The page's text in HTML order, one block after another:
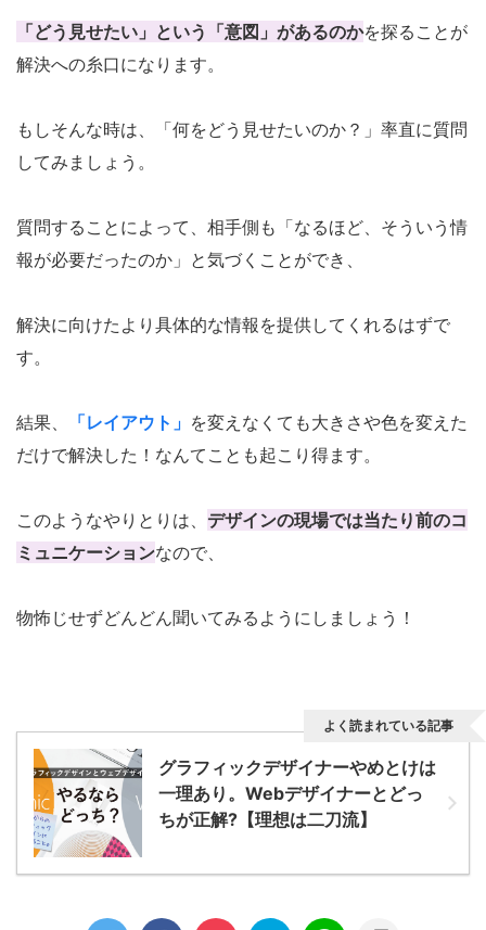
「どう見せたい」という 「意図」 があるのかを探ることが
解決への糸口になります。
もしそんな時は、「何をどう見せたいのか？」率直に質問
してみましょう。
質問することによって、相手側も「なるほど、そういう情
報が必要だったのか」と気づくことができ、
解決に向けたより具体的な情報を提供してくれるはずで
す。
結果、 「レイアウト」 を変えなくても大きさや色を変えた
だけで解決した！なんてことも起こり得ます。
このようなやりとりは、 デザインの現場では当たり前のコ
ミュニケーションなので、
物怖じせずどんどん聞いてみるようにしましょう！
グラフィックデザイナーやめとけは
一理あり。Webデザイナーとどっ
ちが正解?【理想は二刀流】
よく読まれている記事